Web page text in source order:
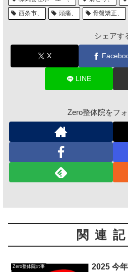
西条市、
頭痛、 骨盤矯正、
シェアす
X
LINE
Zero整体院をフ
関連
Zero整体院の事 2025 今